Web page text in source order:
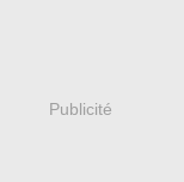
Publicité